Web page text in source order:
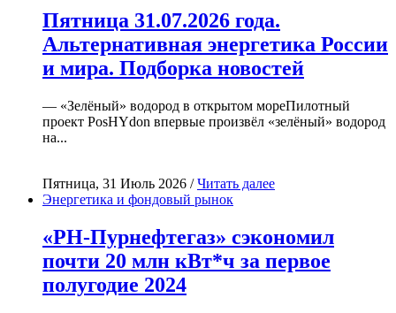
Пятница 31.07.2026 года.
Альтернативная энергетика России
и мира. Подборка новостей
— «Зелёный» водород в открытом мореПилотный
проект PosHYdon впервые произвёл «зелёный» водород
на...
Пятница, 31 Июль 2026 /Читать далее
Энергетика и фондовый рынок
«РН-Пурнефтегаз» сэкономил
почти 20 млн кВт*ч за первое
полугодие 2024